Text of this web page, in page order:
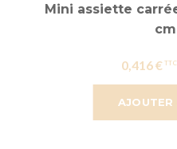
AJOUTER
Mini assiette
0,416 €